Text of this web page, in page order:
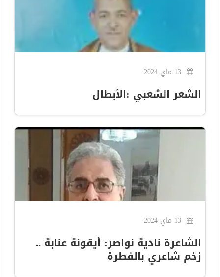
الشعر الشعبي :الأبطال
الشاعرة نادية نواصر: أيقونة عنابة ..
زخم شاعري بالفطرة